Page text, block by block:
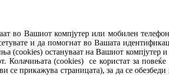
во Вашиот компјутер или мобилен
и да помогнат во Вашата
(cookies) остануваат на Вашиот компјутер
Колачињата (cookies) се користат за
прикажува страницата), за да се